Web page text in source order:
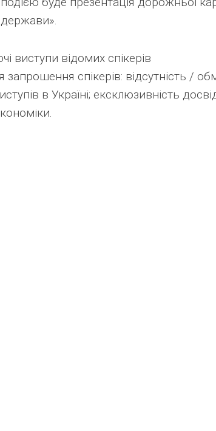
виступи відомих спікерів
запрошення спікерів: відсутність /
в Україні; ексклюзивність